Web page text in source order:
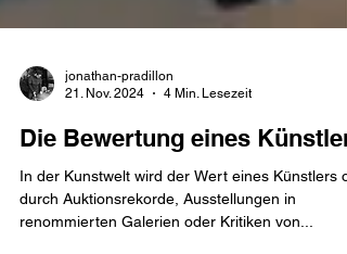
21. Nov. 2024
4 Min. Lesezeit
Die Bewertung eines
In der Kunstwelt wird der Wert eines Künstlers oft